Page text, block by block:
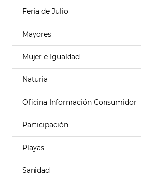
Feria de Julio
Mayores
Mujer e Igualdad
Naturia
Oficina Información Consumidor
Participación
Playas
Sanidad